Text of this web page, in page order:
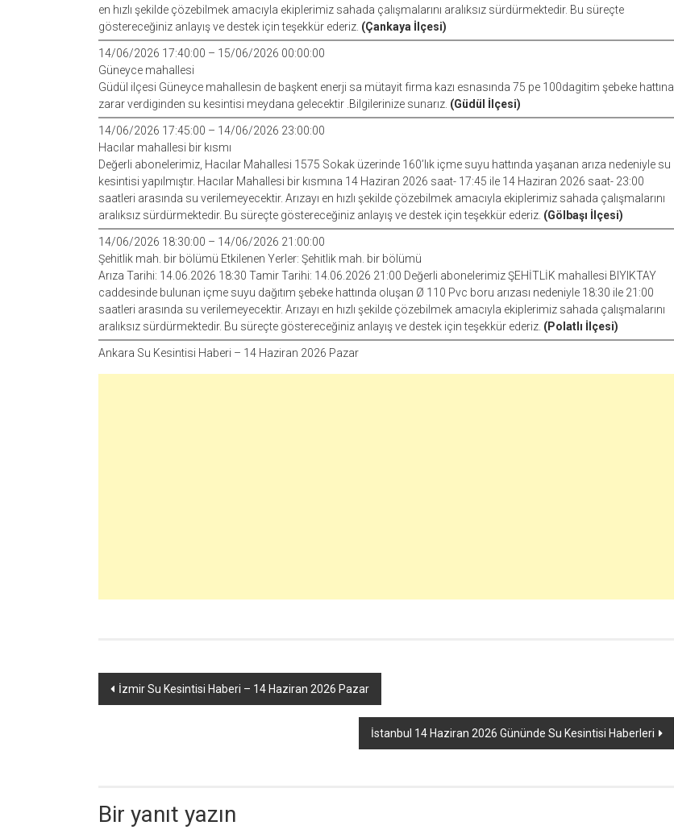
en hızlı şekilde çözebilmek amacıyla ekiplerimiz sahada çalışmalarını aralıksız sürdürmektedir. Bu süreçte
göstereceğiniz anlayış ve destek için teşekkür ederiz. (Çankaya İlçesi)
14/06/2026 17:40:00 – 15/06/2026 00:00:00
Güneyce mahallesi
Güdül ilçesi Güneyce mahallesin de başkent enerji sa mütayit firma kazı esnasında 75 pe 100dagitim şebeke hattına
zarar verdiginden su kesintisi meydana gelecektir .Bilgilerinize sunarız. (Güdül İlçesi)
14/06/2026 17:45:00 – 14/06/2026 23:00:00
Hacılar mahallesi bir kısmı
Değerli abonelerimiz, Hacılar Mahallesi 1575 Sokak üzerinde 160’lık içme suyu hattında yaşanan arıza nedeniyle su
kesintisi yapılmıştır. Hacılar Mahallesi bir kısmına 14 Haziran 2026 saat- 17:45 ile 14 Haziran 2026 saat- 23:00
saatleri arasında su verilemeyecektir. Arızayı en hızlı şekilde çözebilmek amacıyla ekiplerimiz sahada çalışmalarını
aralıksız sürdürmektedir. Bu süreçte göstereceğiniz anlayış ve destek için teşekkür ederiz. (Gölbaşı İlçesi)
14/06/2026 18:30:00 – 14/06/2026 21:00:00
Şehitlik mah. bir bölümü Etkilenen Yerler: Şehitlik mah. bir bölümü
Arıza Tarihi: 14.06.2026 18:30 Tamir Tarihi: 14.06.2026 21:00 Değerli abonelerimiz ŞEHİTLİK mahallesi BIYIKTAY
caddesinde bulunan içme suyu dağıtım şebeke hattında oluşan Ø 110 Pvc boru arızası nedeniyle 18:30 ile 21:00
saatleri arasında su verilemeyecektir. Arızayı en hızlı şekilde çözebilmek amacıyla ekiplerimiz sahada çalışmalarını
aralıksız sürdürmektedir. Bu süreçte göstereceğiniz anlayış ve destek için teşekkür ederiz. (Polatlı İlçesi)
Ankara Su Kesintisi Haberi – 14 Haziran 2026 Pazar
Yazı
İzmir Su Kesintisi Haberi – 14 Haziran 2026 Pazar
İstanbul 14 Haziran 2026 Gününde Su Kesintisi Haberleri
Bir yanıt yazın